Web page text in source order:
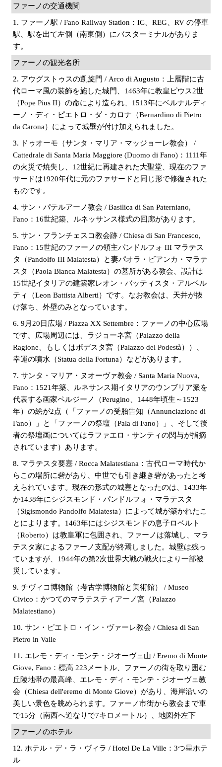
ファーノの交通機関
1. ファーノ駅 / Fano Railway Station：IC、REG、RV の停車
駅、駅を出て左側（南東側）にバスターミナルがありま
す。
ファーノの観光名所
2. アウグストゥスの凱旋門 / Arco di Augusto：上層階に古
代ローマ風の装飾を施した城門、1463年に教皇ピウス2世
（Pope Pius II）の命により造られ、1513年にベルナルディ
ーノ・ディ・ピエトロ・ダ・カロナ（Bernardino di Pietro
da Carona）によって城壁が付け加えられました。
3. ドゥオーモ（サンタ・マリア・マッジョーレ教会） /
Cattedrale di Santa Maria Maggiore (Duomo di Fano)：1111年
の火災で焼失し、12世紀に再建された大聖堂、現在のファ
サードは1920年代に元のファサードと同じ形で修復された
ものです。
4. サン・パテルアーノ教会 / Basilica di San Paterniano,
Fano：16世紀築、ルネッサンス様式の回廊があります。
5. サン・フランチェスコ教会跡 / Chiesa di San Francesco,
Fano：15世紀のファーノの領主パンドルフォ III マラテス
タ（Pandolfo III Malatesta）と妻パオラ・ビアンカ・マラテ
スタ（Paola Bianca Malatesta）の墓所がある教会、設計は
15世紀イタリアの建築家レオン・バッティスタ・アルベル
ティ（Leon Battista Alberti）です。なお教会は、天井が抜
け落ち、外壁のみとなっています。
6. 9月20日広場 / Piazza XX Settembre：ファーノの中心広場
です。広場周辺には、ラジョーネ宮（Palazzo della
Ragione、もしくはポデスタ宮（Palazzo del Podestà））、
幸運の噴水（Statua della Fortuna）などがあります。
7. サンタ・マリア・ヌオーヴァ教会 / Santa Maria Nuova,
Fano：1521年築、ルネサンス期イタリアのウンブリア派を
代表する画家ペルジーノ（Perugino、1448年頃生～1523
年）の絵が2点（「ファーノの受胎告知（Annunciazione di
Fano）」と「ファーノの祭壇（Pala di Fano）」、そして後
者の祭壇画についてはラファエロ・サンティの関与が指摘
されています）あります。
8. マラテスタ要塞 / Rocca Malatestiana：古代ローマ時代か
らこの場所に砦があり、中世でも引き継き砦があったと考
えられています。現在の形式の城塞となったのは、1433年
か1438年にシジスモンド・パンドルフォ・マラテスタ
（Sigismondo Pandolfo Malatesta）によって城が築かれたこ
とによります。1463年にはシジスモンドの息子ロベルト
（Roberto）は教皇軍に包囲され、ファーノは落城し、マラ
テスタ家によるファーノ支配が終焉しました。城壁は残っ
ていますが、1944年の第2次世界大戦の戦火により一部被
災しています。
9. チヴィコ博物館（考古学博物館と美術館） / Museo
Civico：かつてのマラテスティアーノ宮（Palazzo
Malatestiano）
10. サン・ピエトロ・イン・ヴァーレ教会 / Chiesa di San
Pietro in Valle
11. エレモ・ディ・モンテ・ジオーヴェ山 / Eremo di Monte
Giove, Fano：標高 223メートル、ファーノの街を取り囲む
丘陵地帯の最高峰、エレモ・ディ・モンテ・ジオーヴェ教
会（Chiesa dell'eremo di Monte Giove）があり、海岸沿いの
美しい景色を眺められます。ファーノ市街から教会まで車
で15分（南西へ道なりで7キロメートル）、地図外左下
ファーノのホテル
12. ホテル・デ・ラ・ヴィラ / Hotel De La Ville：3つ星ホテ
ル